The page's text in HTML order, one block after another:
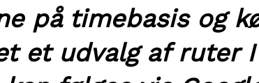
på timebasis og
et udvalg af ruter